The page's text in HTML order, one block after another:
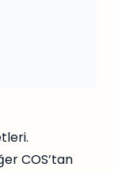
COS’tan